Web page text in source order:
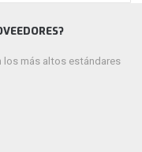
los más altos estándares